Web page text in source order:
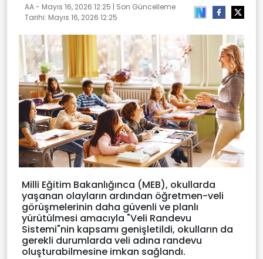
AA - Mayıs 16, 2026 12:25 | Son Güncelleme
Tarihi: Mayıs 16, 2026 12:25
Milli Eğitim Bakanlığınca (MEB), okullarda
yaşanan olayların ardından öğretmen-veli
görüşmelerinin daha güvenli ve planlı
yürütülmesi amacıyla "Veli Randevu
Sistemi"nin kapsamı genişletildi, okulların da
gerekli durumlarda veli adına randevu
oluşturabilmesine imkan sağlandı.